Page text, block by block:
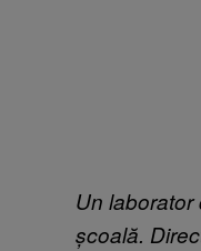
Un laborator
școală.